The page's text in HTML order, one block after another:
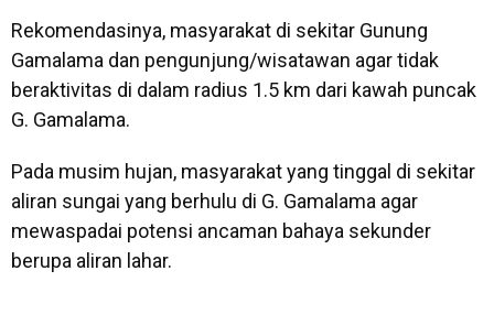
Rekomendasinya, masyarakat di sekitar Gunung
Gamalama dan pengunjung/wisatawan agar tidak
beraktivitas di dalam radius 1.5 km dari kawah puncak
G. Gamalama.
Pada musim hujan, masyarakat yang tinggal di sekitar
aliran sungai yang berhulu di G. Gamalama agar
mewaspadai potensi ancaman bahaya sekunder
berupa aliran lahar.